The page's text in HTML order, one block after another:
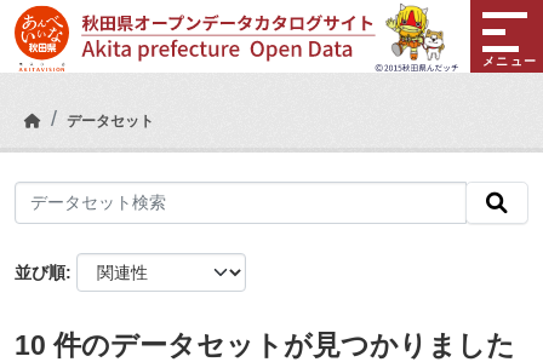
Skip to main content
メニュー
データセット
並び順
10 件のデータセットが見つかりました